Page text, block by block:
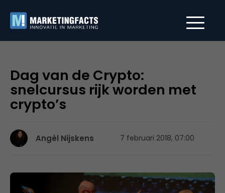
Dag van de Crypto:
snelcursus rijk worden met
crypto’s
Angèl Nijskens 7 februari 2018, 07:00